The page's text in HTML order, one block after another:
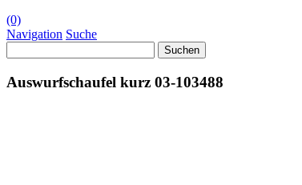
(0)
Navigation Suche
nach:
Auswurfschaufel kurz 03-103488